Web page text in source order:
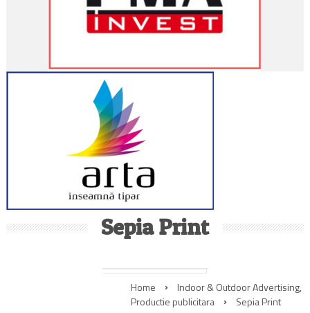
Sepia Print
Home Indoor & Outdoor Advertising,
Productie publicitara
Sepia Print